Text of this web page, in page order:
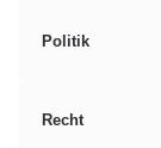
Politik
Recht